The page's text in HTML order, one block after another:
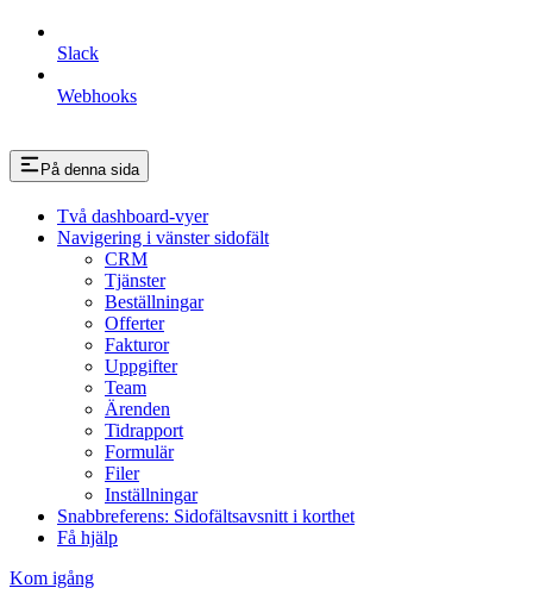
Slack
Webhooks
På denna sida
Två dashboard-vyer
Navigering i vänster sidofält
CRM
Tjänster
Beställningar
Offerter
Fakturor
Uppgifter
Team
Ärenden
Tidrapport
Formulär
Filer
Inställningar
Snabbreferens: Sidofältsavsnitt i korthet
Få hjälp
Kom igång